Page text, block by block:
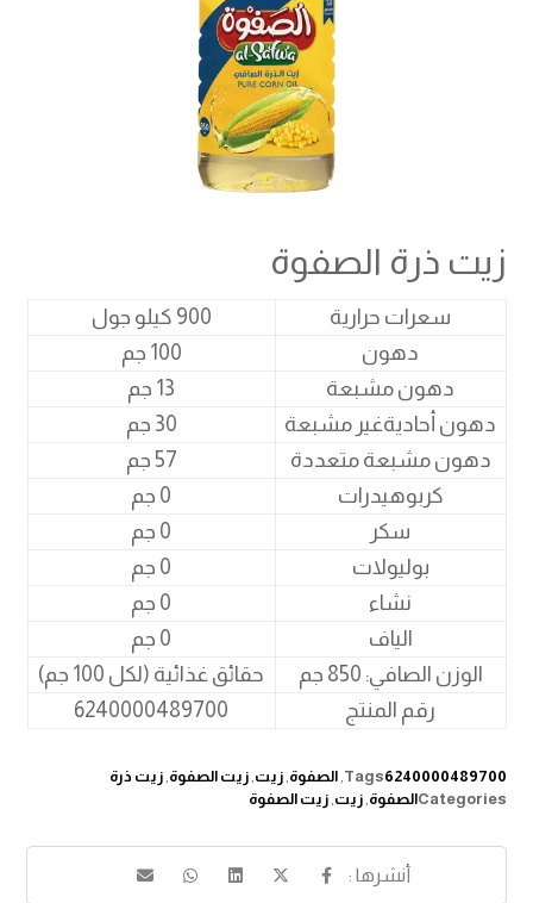
زيت ذرة الصفوة
سعرات حرارية
900 كيلو جول
دهون
100 جم
دهون مشبعة
13 جم
دهون أحاديةغير مشبعة
30 جم
دهون مشبعة متعددة
57 جم
كربوهيدرات
0 جم
سكر
0 جم
بوليولات
0 جم
نشاء
0 جم
الياف
0 جم
الوزن الصافي: 850 جم
حقائق غذائية (لكل 100 جم)
رقم المنتج
6240000489700
Tags6240000489700
,الصفوة ,زيت ,زيت الصفوة ,زيت ذرة
Categoriesالصفوة ,زيت ,زيت الصفوة